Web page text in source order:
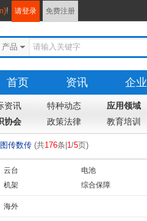
! 请登录 免费注册
产品
首页 资讯 企业
地图
资讯 特种动态 应用领域
协会 政策法律 教育培训
图传数传 (共176条| 1/5页)
云台 电池
机架 综合保障
海外